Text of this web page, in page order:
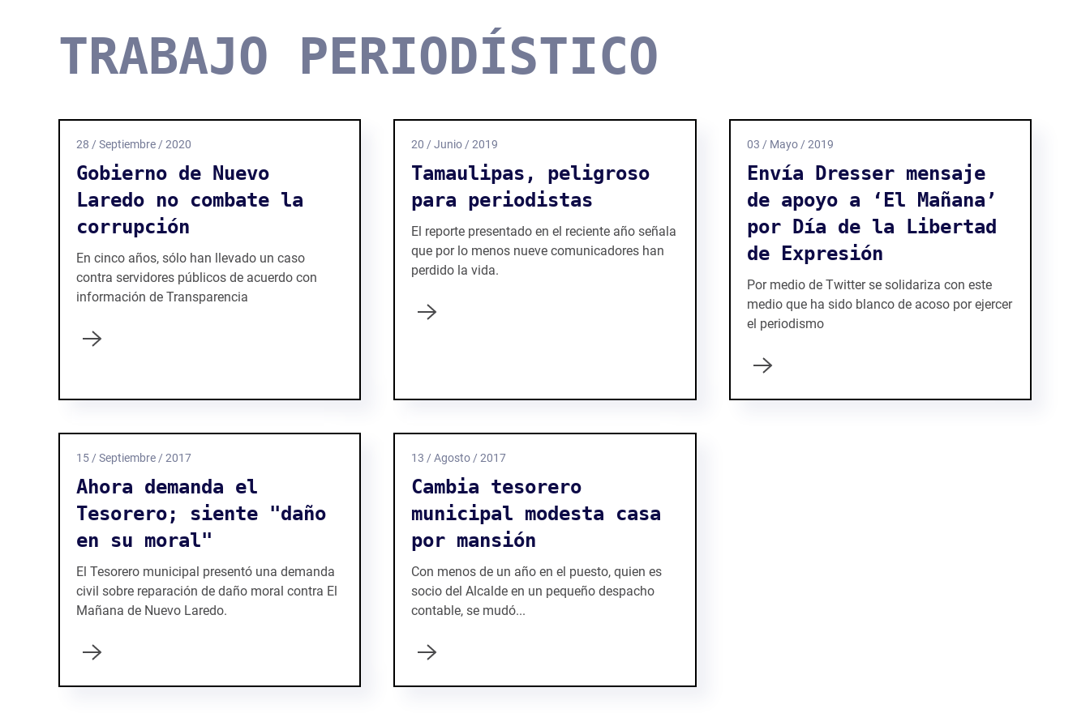
TRABAJO PERIODÍSTICO
28 / Septiembre / 2020
Gobierno de Nuevo
Laredo no combate la
corrupción
En cinco años, sólo han llevado un caso
contra servidores públicos de acuerdo con
información de Transparencia
20 / Junio / 2019
Tamaulipas, peligroso
para periodistas
El reporte presentado en el reciente año señala
que por lo menos nueve comunicadores han
perdido la vida.
03 / Mayo / 2019
Envía Dresser mensaje
de apoyo a ‘El Mañana’
por Día de la Libertad
de Expresión
Por medio de Twitter se solidariza con este
medio que ha sido blanco de acoso por ejercer
el periodismo
15 / Septiembre / 2017
Ahora demanda el
Tesorero; siente "daño
en su moral"
El Tesorero municipal presentó una demanda
civil sobre reparación de daño moral contra El
Mañana de Nuevo Laredo.
13 / Agosto / 2017
Cambia tesorero
municipal modesta casa
por mansión
Con menos de un año en el puesto, quien es
socio del Alcalde en un pequeño despacho
contable, se mudó...